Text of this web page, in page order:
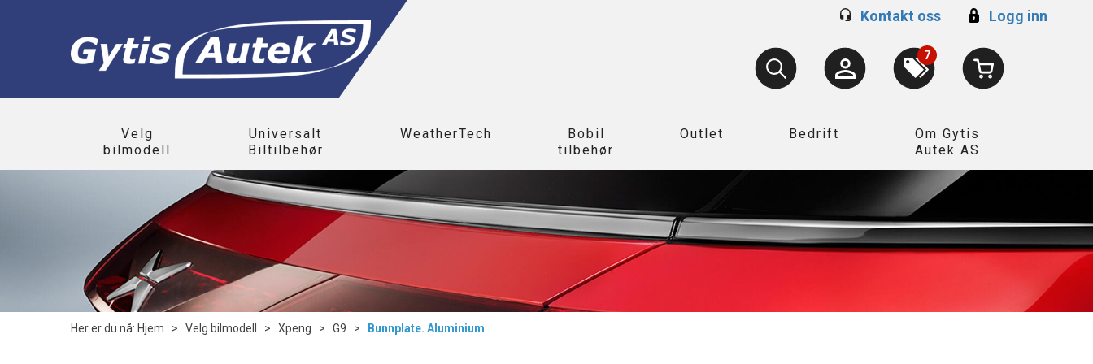
Kontakt oss Logg inn
7
Velg
bilmodell
Universalt
Biltilbehør
WeatherTech
Bobil
tilbehør
Outlet Bedrift
Om Gytis
Autek AS
Her er du nå: Hjem > Velg bilmodell > Xpeng > G9 > Bunnplate. Aluminium